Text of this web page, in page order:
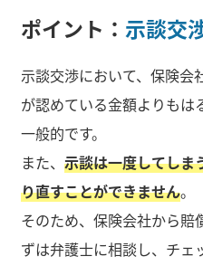
ポイント： 示談交
示談交渉において、保険会
が認めている金額よりも
一般的です。
また、 示談は一度してしま
り直すことができません。
そのため、保険会社から賠
ずは弁護士に相談し、チェ